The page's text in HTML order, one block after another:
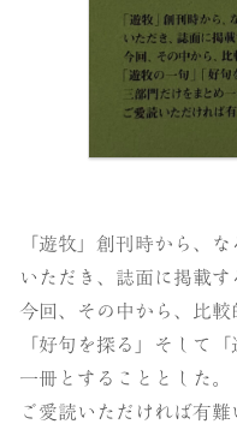
「遊牧」創刊時から、
いただき、誌面に掲載す
今回、その中から、比較
「好句を探る」そして
一冊とすることとした。
ご愛読いただければ有難